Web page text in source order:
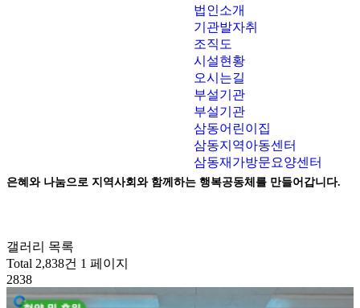
법인소개
기관발자취
조직도
시설현황
오시는길
부설기관
부설기관
삼동어린이집
삼동지역아동센터
삼동재가방문요양센터
은혜와 나눔으로 지역사회와 함께하는 행복공동체를 만들어갑니다.
갤러리 목록
Total 2,838건 1 페이지
2838